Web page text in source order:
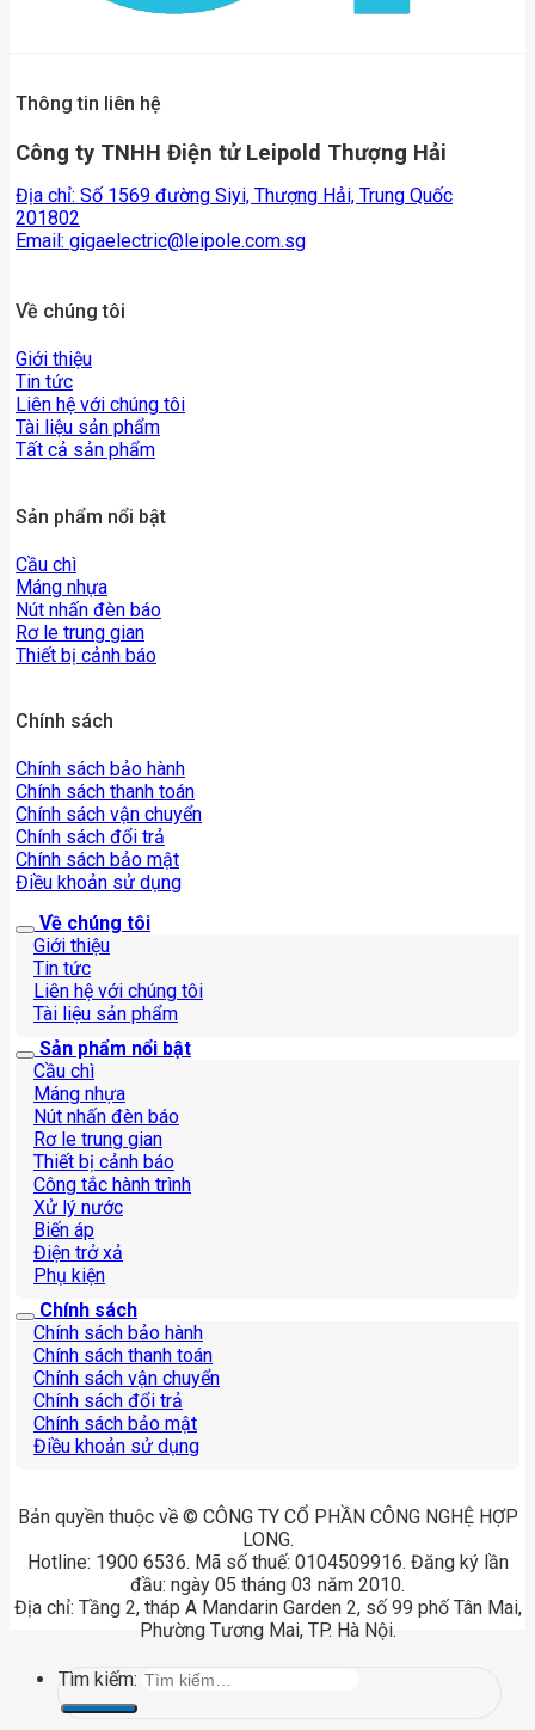
Thông tin liên hệ
Công ty TNHH Điện tử Leipold Thượng Hải
Địa chỉ: Số 1569 đường Siyi, Thượng Hải, Trung Quốc
201802
Email: gigaelectric@leipole.com.sg
Về chúng tôi
Giới thiệu
Tin tức
Liên hệ với chúng tôi
Tài liệu sản phẩm
Tất cả sản phẩm
Sản phẩm nổi bật
Cầu chì
Máng nhựa
Nút nhấn đèn báo
Rơ le trung gian
Thiết bị cảnh báo
Chính sách
Chính sách bảo hành
Chính sách thanh toán
Chính sách vận chuyển
Chính sách đổi trả
Chính sách bảo mật
Điều khoản sử dụng
Về chúng tôi
Giới thiệu
Tin tức
Liên hệ với chúng tôi
Tài liệu sản phẩm
Sản phẩm nổi bật
Cầu chì
Máng nhựa
Nút nhấn đèn báo
Rơ le trung gian
Thiết bị cảnh báo
Công tắc hành trình
Xử lý nước
Biến áp
Điện trở xả
Phụ kiện
Chính sách
Chính sách bảo hành
Chính sách thanh toán
Chính sách vận chuyển
Chính sách đổi trả
Chính sách bảo mật
Điều khoản sử dụng
Bản quyền thuộc về © CÔNG TY CỔ PHẦN CÔNG NGHỆ HỢP
LONG.
Hotline: 1900 6536. Mã số thuế: 0104509916. Đăng ký lần
đầu: ngày 05 tháng 03 năm 2010.
Địa chỉ: Tầng 2, tháp A Mandarin Garden 2, số 99 phố Tân Mai,
Phường Tương Mai, TP. Hà Nội.
Tìm kiếm: